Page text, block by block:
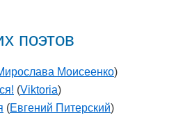
поэтов
Моисеенко)
(Viktoria)
(Евгений Питерский)